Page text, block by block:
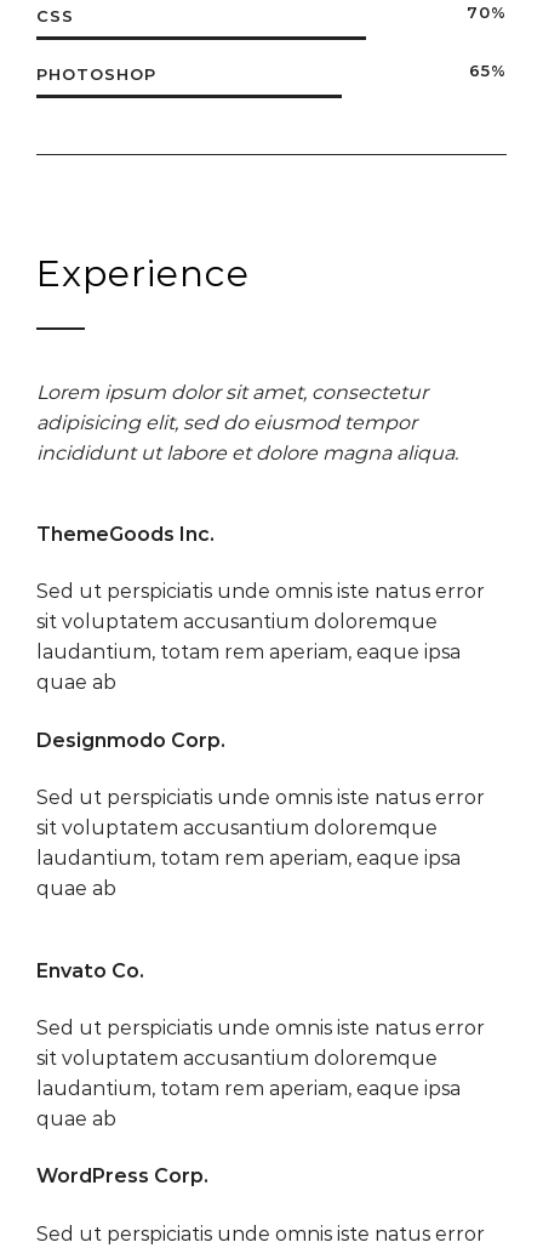
CSS 70%
PHOTOSHOP 65%
Experience
Lorem ipsum dolor sit amet, consectetur
adipisicing elit, sed do eiusmod tempor
incididunt ut labore et dolore magna aliqua.
ThemeGoods Inc.
Sed ut perspiciatis unde omnis iste natus error
sit voluptatem accusantium doloremque
laudantium, totam rem aperiam, eaque ipsa
quae ab
Designmodo Corp.
Sed ut perspiciatis unde omnis iste natus error
sit voluptatem accusantium doloremque
laudantium, totam rem aperiam, eaque ipsa
quae ab
Envato Co.
Sed ut perspiciatis unde omnis iste natus error
sit voluptatem accusantium doloremque
laudantium, totam rem aperiam, eaque ipsa
quae ab
WordPress Corp.
Sed ut perspiciatis unde omnis iste natus error